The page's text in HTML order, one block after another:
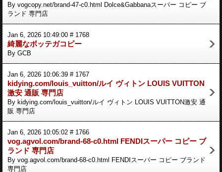
By vogcopy.net/brand-47-c0.html Dolce&Gabbanaスーパー コピー ブ
ランド 専門店
Jan 6, 2026 10:49:00 # 1768
綺麗なボッテガコピー
By GCB
Jan 6, 2026 10:06:39 # 1767
kidying.com/louis_vuitton/ルイ ヴィトン LOUIS VUITTON
激安 通販 専門店
By kidying.com/louis_vuitton/ルイ ヴィトン LOUIS VUITTON激安 通
販 専門店
Jan 6, 2026 10:05:02 # 1766
vog.agvol.com/brand-68-c0.html FENDIスーパー コピー ブ
ランド 専門店
By vog.agvol.com/brand-68-c0.html FENDIスーパー コピー ブランド
専門店